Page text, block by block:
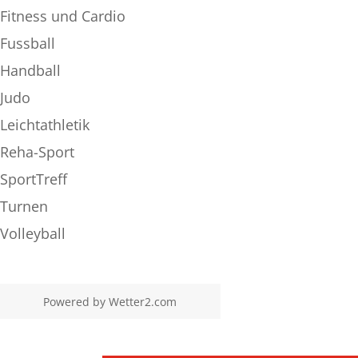
Fitness und Cardio
Fussball
Handball
Judo
Leichtathletik
Reha-Sport
SportTreff
Turnen
Volleyball
Powered byWetter2.com